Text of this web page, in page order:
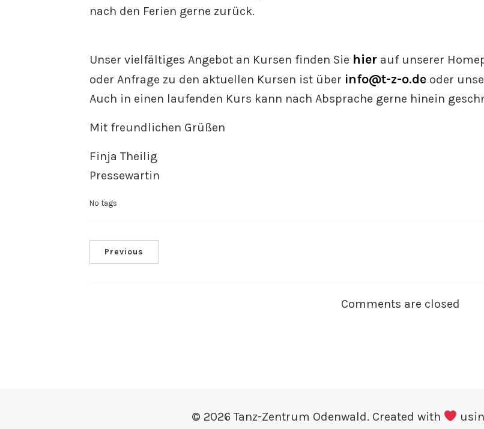
nach den Ferien gerne zurück.
Unser vielfältiges Angebot an Kursen finden Sie hier auf unserer
oder Anfrage zu den aktuellen Kursen ist über info@t-z-o.de oder
Auch in einen laufenden Kurs kann nach Absprache gerne hinein
Mit freundlichen Grüßen
Finja Theilig
Pressewartin
No tags
Previous
Comments are closed
© 2026 Tanz-Zentrum Odenwald. Created with